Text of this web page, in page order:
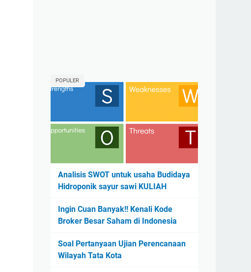
POPULER
Analisis SWOT untuk usaha Budidaya
Hidroponik sayur sawi KULIAH
Ingin Cuan Banyak!! Kenali Kode
Broker Besar Saham di Indonesia
Soal Pertanyaan Ujian Perencanaan
Wilayah Tata Kota